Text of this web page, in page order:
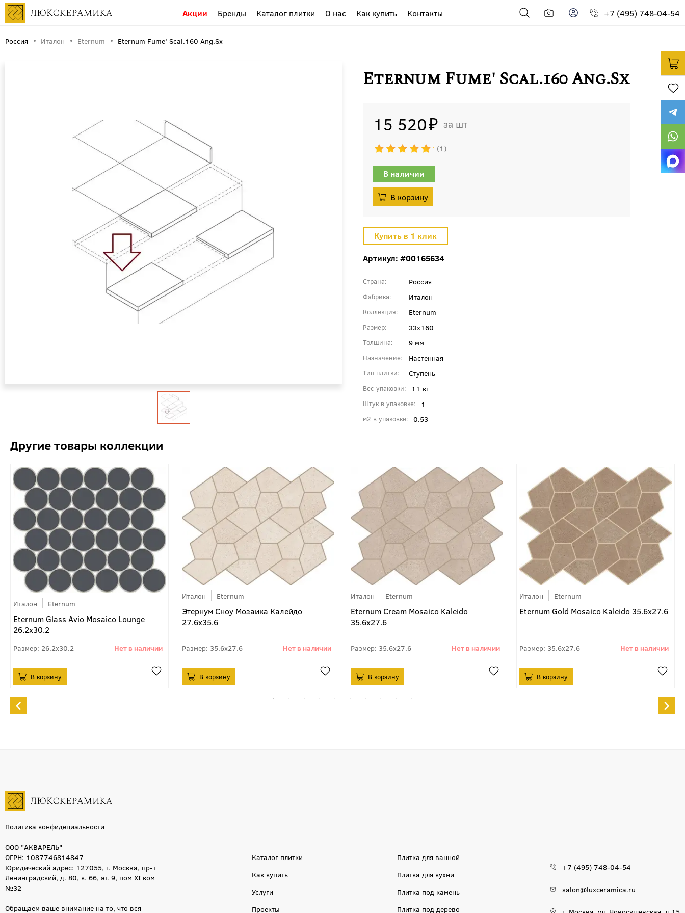
Акции Бренды Каталог плитки О нас Как купить Контакты +7 (495) 748-04-54
Россия Италон Eternum Eternum Fume' Scal.160 Ang.Sx
Eternum Fume' Scal.160 Ang.Sx
15 520 шт
1
В наличии
Артикул: #00165634
Страна Россия
Фабрика Италон
Коллекция Eternum
Размер 33x160
Толщина 9 мм
Назначение Настенная
Тип плитки Ступень
Вес упаковки 11 кг
Штук в упаковке 1
м2 в упаковке 0.53
Италон Eternum
Eternum Glass Avio Mosaico Lounge
26.2x30.2
26.2x30.2
Италон Eternum
Этернум Сноу Мозаика Калейдо
27.6x35.6
35.6x27.6
Италон Eternum
Eternum Cream Mosaico Kaleido
35.6x27.6
35.6x27.6
Италон Eternum
Eternum Gold Mosaico Kaleido 35.6x27.6
35.6x27.6
Политика конфидециальности
ООО "АКВАРЕЛЬ"
ОГРН: 1087746814847
Юридический адрес: 127055, г. Москва, пр-т
Ленинградский, д. 80, к. 66, эт. 9, пом XI ком
№32
Обращаем ваше внимание на то, что вся
Каталог плитки
Как купить
Услуги
Проекты
Плитка для ванной
Плитка для кухни
Плитка под камень
Плитка под дерево
+7 (495) 748-04-54
salon@luxceramica.ru